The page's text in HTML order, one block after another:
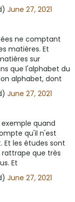
June 27, 2021
ne comptant
matières. Et
sur
que l'alphabet du
alphabet, dont
June 27, 2021
exemple quand
qu'il n'est
Et les études sont
rattrape que très
Et
June 27, 2021